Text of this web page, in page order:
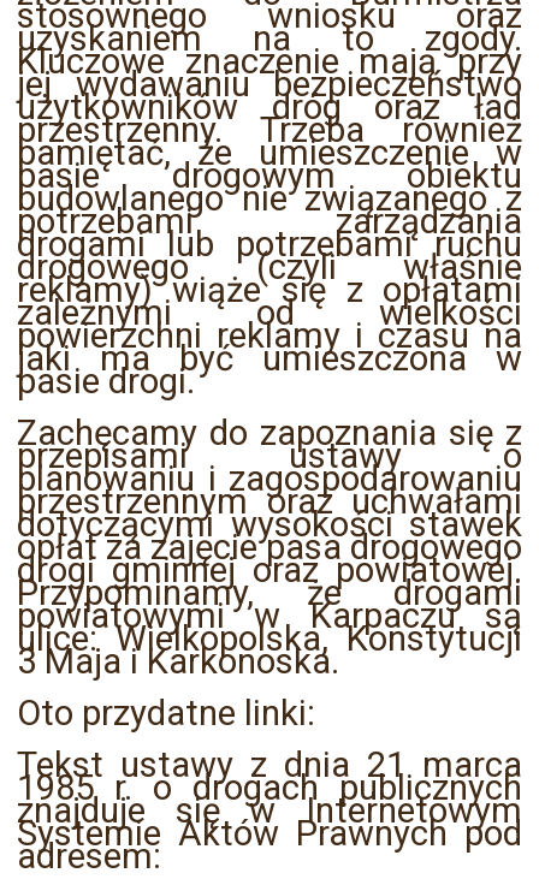
stosownego wniosku oraz
uzyskaniem na to zgody.
Kluczowe znaczenie mają przy
jej wydawaniu bezpieczeństwo
użytkowników dróg oraz ład
przestrzenny. Trzeba również
pamiętać, że umieszczenie w
pasie drogowym obiektu
budowlanego nie związanego z
potrzebami zarządzania
drogami lub potrzebami ruchu
drogowego (czyli właśnie
reklamy) wiąże się z opłatami
zależnymi od wielkości
powierzchni reklamy i czasu na
jaki ma być umieszczona w
pasie drogi.
Zachęcamy do zapoznania się z
przepisami ustawy o
planowaniu i zagospodarowaniu
przestrzennym oraz uchwałami
dotyczącymi wysokości stawek
opłat za zajęcie pasa drogowego
drogi gminnej oraz powiatowej.
Przypominamy, że drogami
powiatowymi w Karpaczu są
ulice: Wielkopolska, Konstytucji
3 Maja i Karkonoska.
Oto przydatne linki:
Tekst ustawy z dnia 21 marca
1985 r. o drogach publicznych
znajduje się w Internetowym
Systemie Aktów Prawnych pod
adresem: